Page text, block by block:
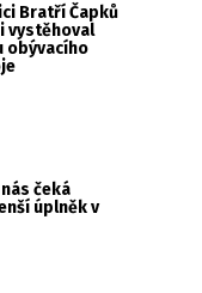
Bratří Čapků
vystěhoval
obývacího
čeká
úplněk v